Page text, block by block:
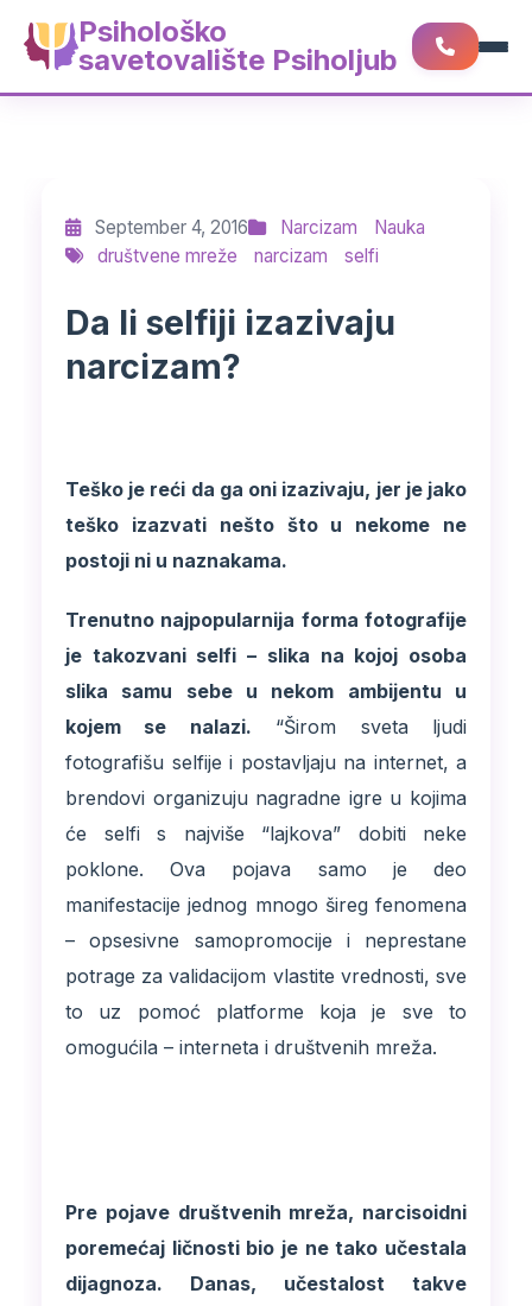
Psihološko
savetovalište Psiholjub
September 4, 2016 Narcizam
Nauka
društvene mreže
narcizam selfi
Da li selfiji izazivaju
narcizam?
Teško je reći da ga oni izazivaju, jer je jako
teško izazvati nešto što u nekome ne
postoji ni u naznakama.
Trenutno najpopularnija forma fotografije
je takozvani selfi – slika na kojoj osoba
slika samu sebe u nekom ambijentu u
kojem se nalazi. “Širom sveta ljudi
fotografišu selfije i postavljaju na internet, a
brendovi organizuju nagradne igre u kojima
će selfi s najviše “lajkova” dobiti neke
poklone. Ova pojava samo je deo
manifestacije jednog mnogo šireg fenomena
– opsesivne samopromocije i neprestane
potrage za validacijom vlastite vrednosti, sve
to uz pomoć platforme koja je sve to
omogućila – interneta i društvenih mreža.
Pre pojave društvenih mreža, narcisoidni
poremećaj ličnosti bio je ne tako učestala
dijagnoza. Danas, učestalost takve